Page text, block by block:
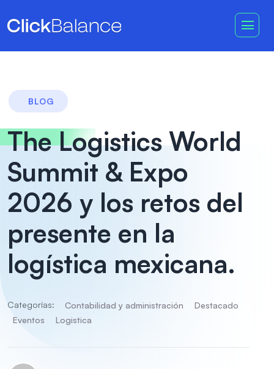
BLOG
The Logistics World
Summit & Expo
2026 y los retos del
presente en la
logística mexicana.
Categorías: Contabilidad y administración
Destacado
Eventos
Logistica